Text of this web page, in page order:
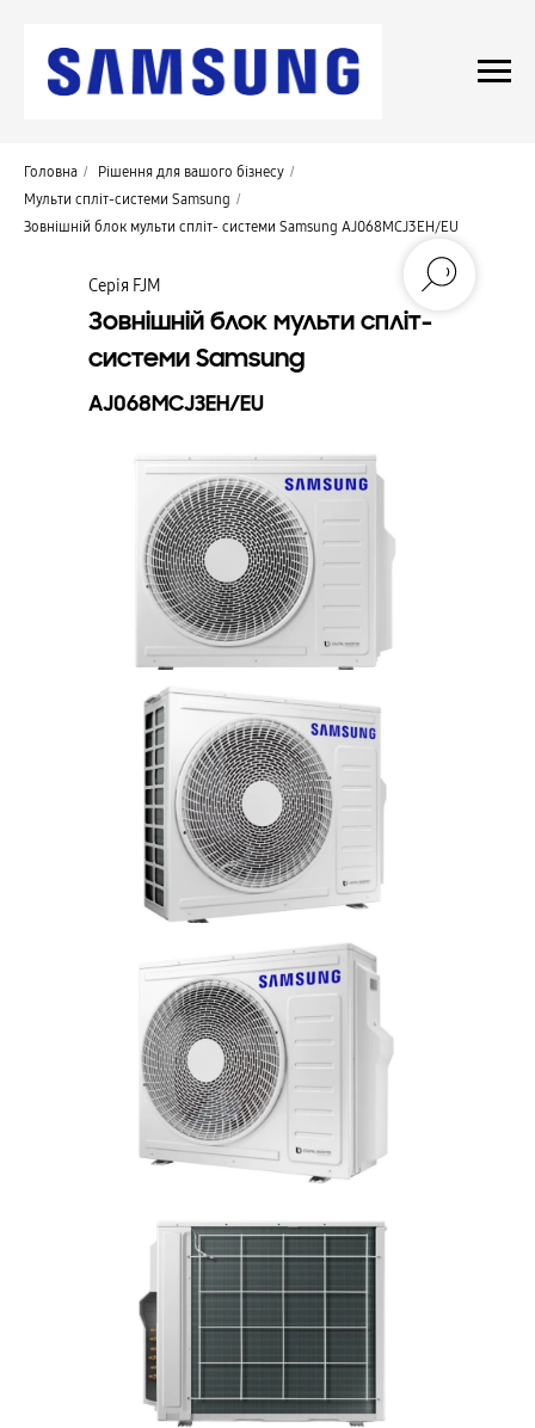
Головна / Рішення для вашого бізнесу /
Мульти спліт-системи Samsung /
Зовнішній блок мульти спліт- системи Samsung AJ068MCJ3EH/EU
Зовнішній блок мульти спліт-
системи Samsung
Серія FJM
AJ068MCJ3EH/EU